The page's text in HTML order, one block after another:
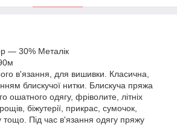
— 30% Металік
в'язання, для вишивки. Класична,
блискучої нитки. Блискуча пряжа
ошатного одягу, фріволите, літніх
біжутерії, прикрас, сумочок,
тощо. Під час в'язання одягу пряжу